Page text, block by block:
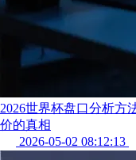
2026世界杯盘口分析方
价的真相
2026-05-02 08:12:13